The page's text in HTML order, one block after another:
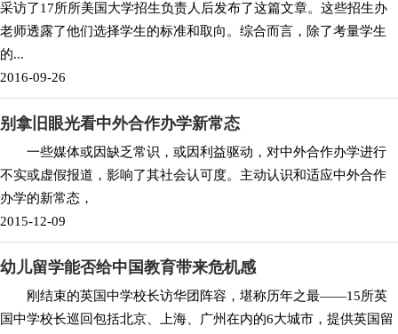
采访了17所所美国大学招生负责人后发布了这篇文章。这些招生办
老师透露了他们选择学生的标准和取向。综合而言，除了考量学生
的...
2016-09-26
别拿旧眼光看中外合作办学新常态
一些媒体或因缺乏常识，或因利益驱动，对中外合作办学进行
不实或虚假报道，影响了其社会认可度。主动认识和适应中外合作
办学的新常态，
2015-12-09
幼儿留学能否给中国教育带来危机感
刚结束的英国中学校长访华团阵容，堪称历年之最——15所英
国中学校长巡回包括北京、上海、广州在内的6大城市，提供英国留